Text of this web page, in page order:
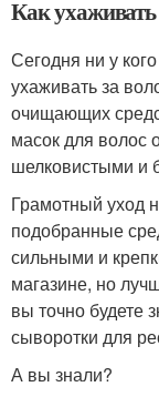
Как
Сегодня ни у
ухаживать за
очищающих
масок для волос
шелковистыми и
Грамотный уход
подобранные
сильными и
магазине, но
вы точно будете
сыворотки для
А вы знали?